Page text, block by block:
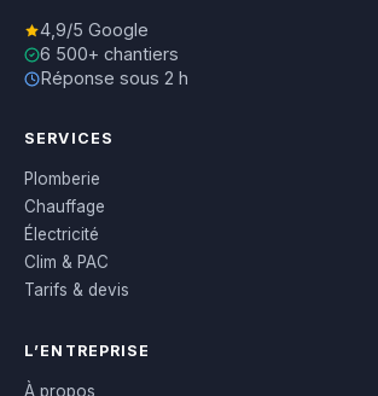
4,9/5 Google
6 500+ chantiers
Réponse sous 2 h
SERVICES
Plomberie
Chauffage
Électricité
Clim & PAC
Tarifs & devis
L’ENTREPRISE
À propos